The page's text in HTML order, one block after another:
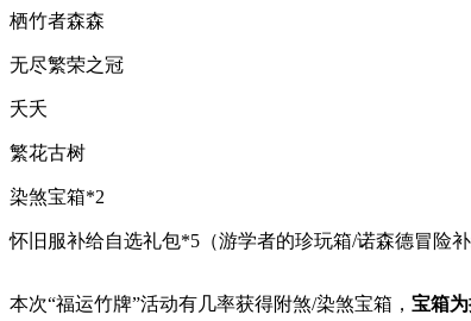
栖竹者森森
无尽繁荣之冠
夭夭
繁花古树
染煞宝箱*2
怀旧服补给自选礼包*5（游学者的珍玩箱/诺森德冒险补
本次“福运竹牌”活动有几率获得附煞/染煞宝箱， 宝箱